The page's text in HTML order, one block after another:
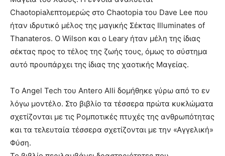
Chaotopiaλεπτομερώς στο Chaotopia του Dave Lee που
ήταν ιδρυτικό μέλος της μαγικής Σέκτας Illuminates of
Thanateros. Ο Wilson και ο Leary ήταν μέλη της ίδιας
σέκτας προς το τέλος της ζωής τους, όμως το σύστημα
αυτό προυπάρχει της ίδιας της χαοτικής Μαγείας.
Τo Angel Tech του Antero Alli δομήθηκε γύρω από το εν
λόγω μοντέλο. Στο βιβλίο τα τέσσερα πρώτα κυκλώματα
σχετίζονται με τις Ρομποτικές πτυχές της ανθρωπότητας
και τα τελευταία τέσσερα σχετίζονται με την «Αγγελική»
Φύση.